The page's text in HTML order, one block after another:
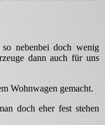
so nebenbei doch wenig
dann auch für uns
Wohnwagen gemacht.
doch eher fest stehen